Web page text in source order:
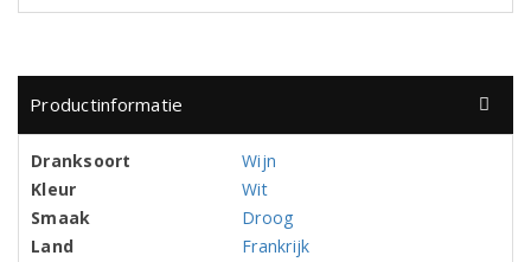
Productinformatie
Dranksoort
Wijn
Kleur
Wit
Smaak
Droog
Land
Frankrijk